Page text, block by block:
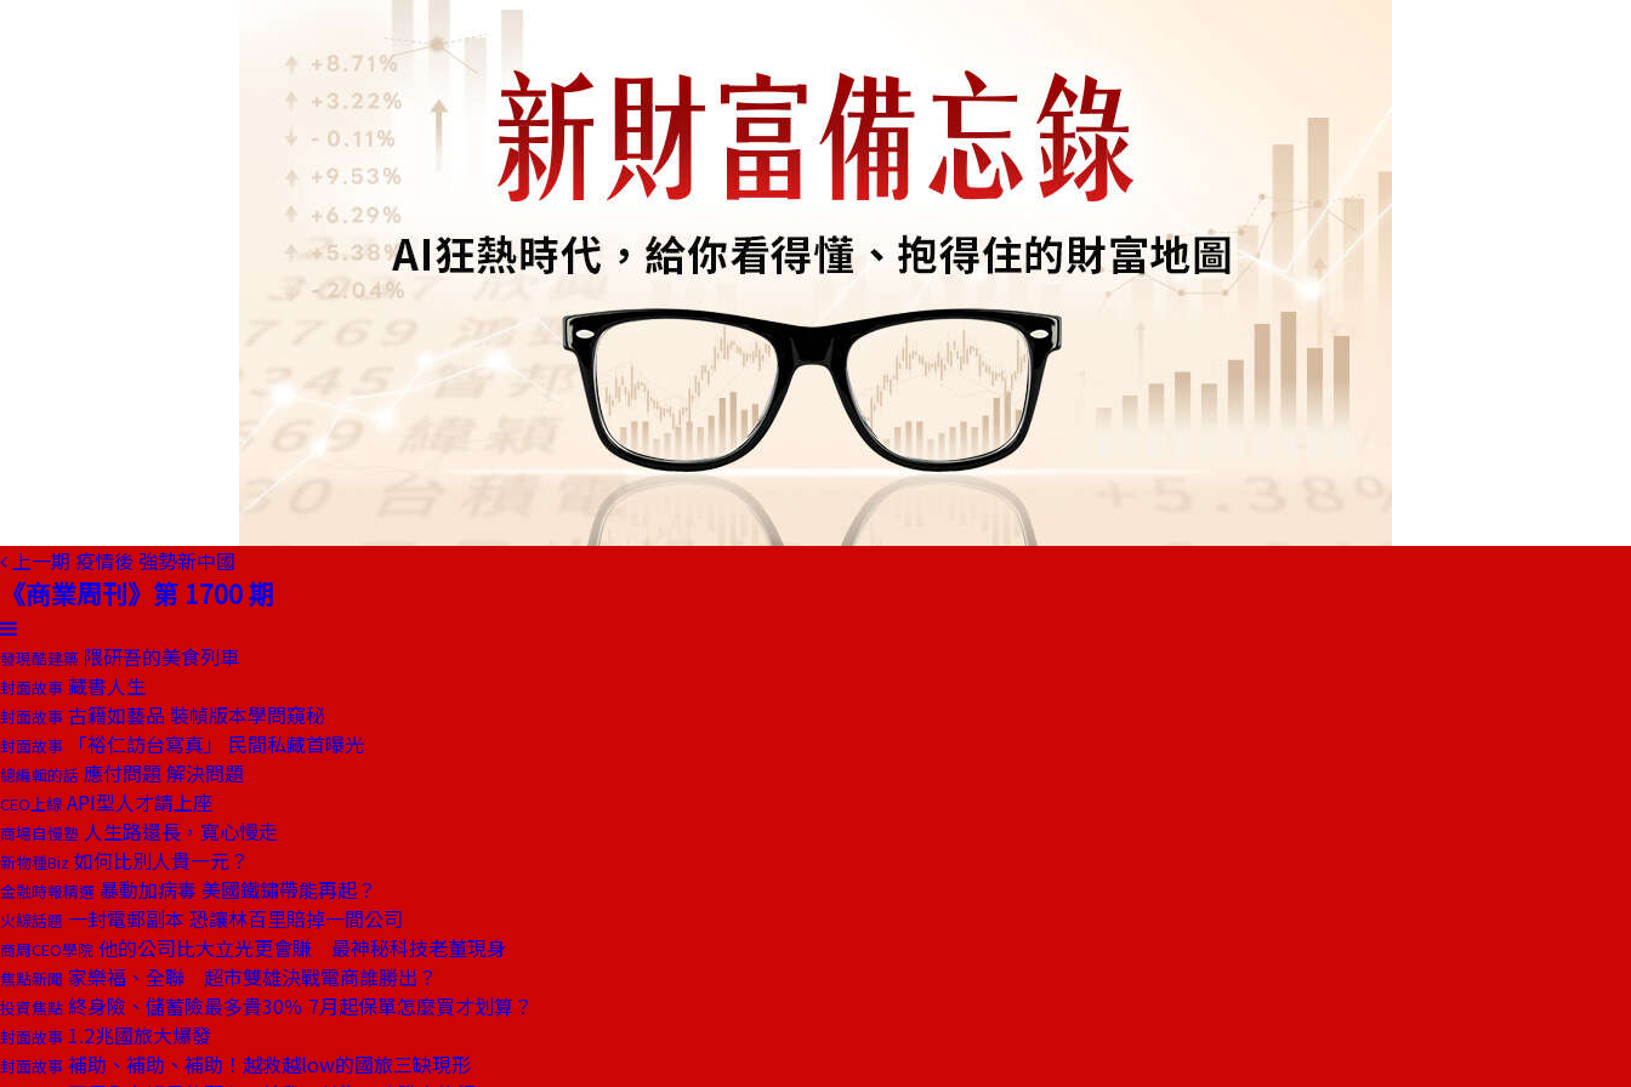
上一期 疫情後 強勢新中國
《商業周刊》第 1700 期
發現酷建築 隈研吾的美食列車
封面故事 藏書人生
封面故事 古籍如藝品 裝幀版本學問窺秘
封面故事 「裕仁訪台寫真」 民間私藏首曝光
總編輯的話 應付問題 解決問題
CEO上線 API型人才請上座
商場自慢塾 人生路還長，寬心慢走
新物種Biz 如何比別人貴一元？
金融時報精選 暴動加病毒 美國鐵鏽帶能再起？
火線話題 一封電郵副本 恐讓林百里賠掉一間公司
商周CEO學院 他的公司比大立光更會賺 最神秘科技老董現身
焦點新聞 家樂福、全聯 超市雙雄決戰電商誰勝出？
投資焦點 終身險、儲蓄險最多貴30％ 7月起保單怎麼買才划算？
封面故事 1.2兆國旅大爆發
封面故事 補助、補助、補助！越救越low的國旅三缺現形